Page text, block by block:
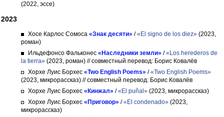
(2022, эссе)
2023
Хосе Карлос Сомоса «Знак десяти» /«El signo de los diez» (2023,
роман)
Ильдефонсо Фальконес «Наследники земли» /«Los herederos de
la tierra» (2023, роман) // совместный перевод: Борис Ковалёв
Хорхе Луис Борхес «Two English Poems» /«Two English Poems»
(2023, микрорассказ) // совместный перевод: Борис Ковалёв
Хорхе Луис Борхес «Кинжал» /«El puñal» (2023, микрорассказ)
Хорхе Луис Борхес «Приговор» /«El condenado» (2023,
микрорассказ)